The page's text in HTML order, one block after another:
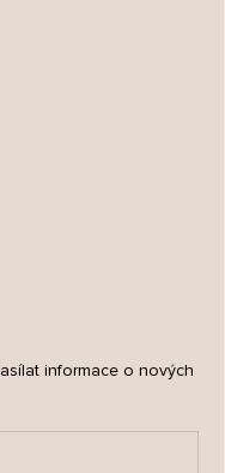
informace o nových